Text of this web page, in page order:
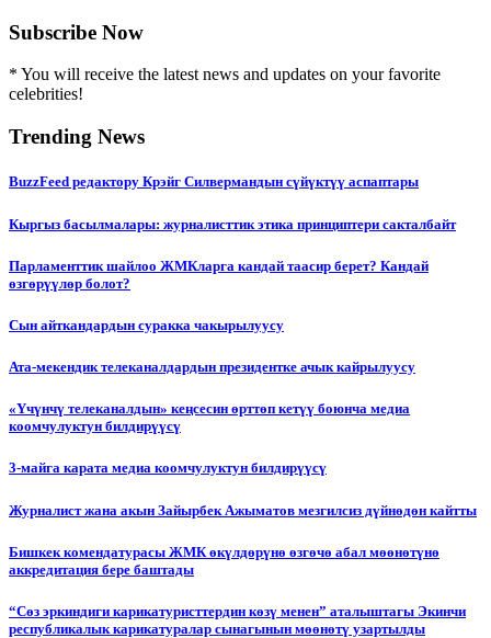
Subscribe Now
* You will receive the latest news and updates on your favorite
celebrities!
Trending News
BuzzFeed редактору Крэйг Силвермандын сүйүктүү аспаптары
Кыргыз басылмалары: журналисттик этика принциптери сакталбайт
Парламенттик шайлоо ЖМКларга кандай таасир берет? Кандай
өзгөрүүлөр болот?
Сын айткандардын суракка чакырылуусу
Ата-мекендик телеканалдардын президентке ачык кайрылуусу
«Үчүнчү телеканалдын» кеңсесин өрттөп кетүү боюнча медиа
коомчулуктун билдирүүсү
3-майга карата медиа коомчулуктун билдирүүсү
Журналист жана акын Зайырбек Ажыматов мезгилсиз дүйнөдөн кайтты
Бишкек комендатурасы ЖМК өкүлдөрүнө өзгөчө абал мөөнөтүнө
аккредитация бере баштады
“Сөз эркиндиги карикатуристтердин көзү менен” аталыштагы Экинчи
республикалык карикатуралар сынагынын мөөнөтү узартылды